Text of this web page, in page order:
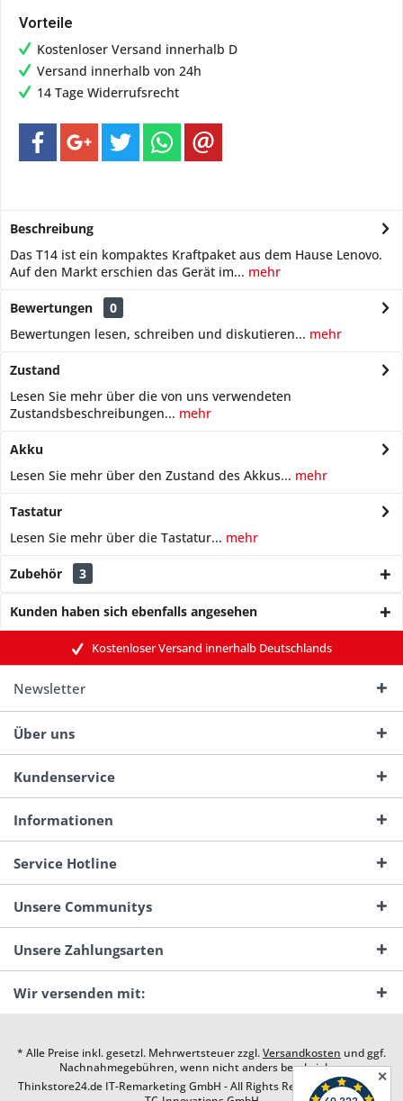
Vorteile
Kostenloser Versand innerhalb D
Versand innerhalb von 24h
14 Tage Widerrufsrecht
Beschreibung
Das T14 ist ein kompaktes Kraftpaket aus dem Hause Lenovo.
Auf den Markt erschien das Gerät im... mehr
Bewertungen
0
Bewertungen lesen, schreiben und diskutieren... mehr
Zustand
Lesen Sie mehr über die von uns verwendeten
Zustandsbeschreibungen... mehr
Akku
Lesen Sie mehr über den Zustand des Akkus... mehr
Tastatur
Lesen Sie mehr über die Tastatur... mehr
Zubehör 3
Kunden haben sich ebenfalls angesehen
Kostenloser Versand innerhalb Deutschlands
Newsletter
Über uns
Kundenservice
Informationen
Service Hotline
Unsere Communitys
Unsere Zahlungsarten
Wir versenden mit:
* Alle Preise inkl. gesetzl. Mehrwertsteuer zzgl.Versandkosten und ggf.
Nachnahmegebühren, wenn nicht anders beschrieben
Thinkstore24.de IT-Remarketing GmbH - All Rights Reserved. Design by
✕